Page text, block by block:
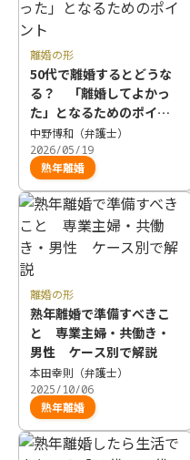
離婚の形
50代で離婚するとどうな
る？ 「離婚してよかっ
た」となるためのポイン
ト
中野博和（弁護士）
2026/05/19
熟年離婚
離婚の形
熟年離婚で準備すべきこ
と 専業主婦・共働き・
男性 ケース別で解説
本田幸則（弁護士）
2025/10/06
熟年離婚